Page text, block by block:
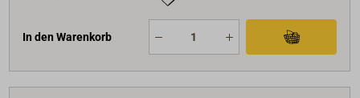
In den Warenkorb